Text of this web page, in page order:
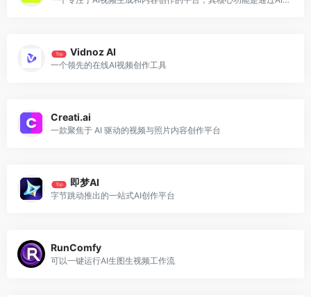
Top Vidnoz AI
一个领先的在线AI视频创作工具
Creati.ai
一款聚焦于 AI 驱动的视频与照片内容创作平台
Top 即梦AI
字节跳动推出的一站式AI创作平台
RunComfy
可以一键运行AI生图生视频工作流